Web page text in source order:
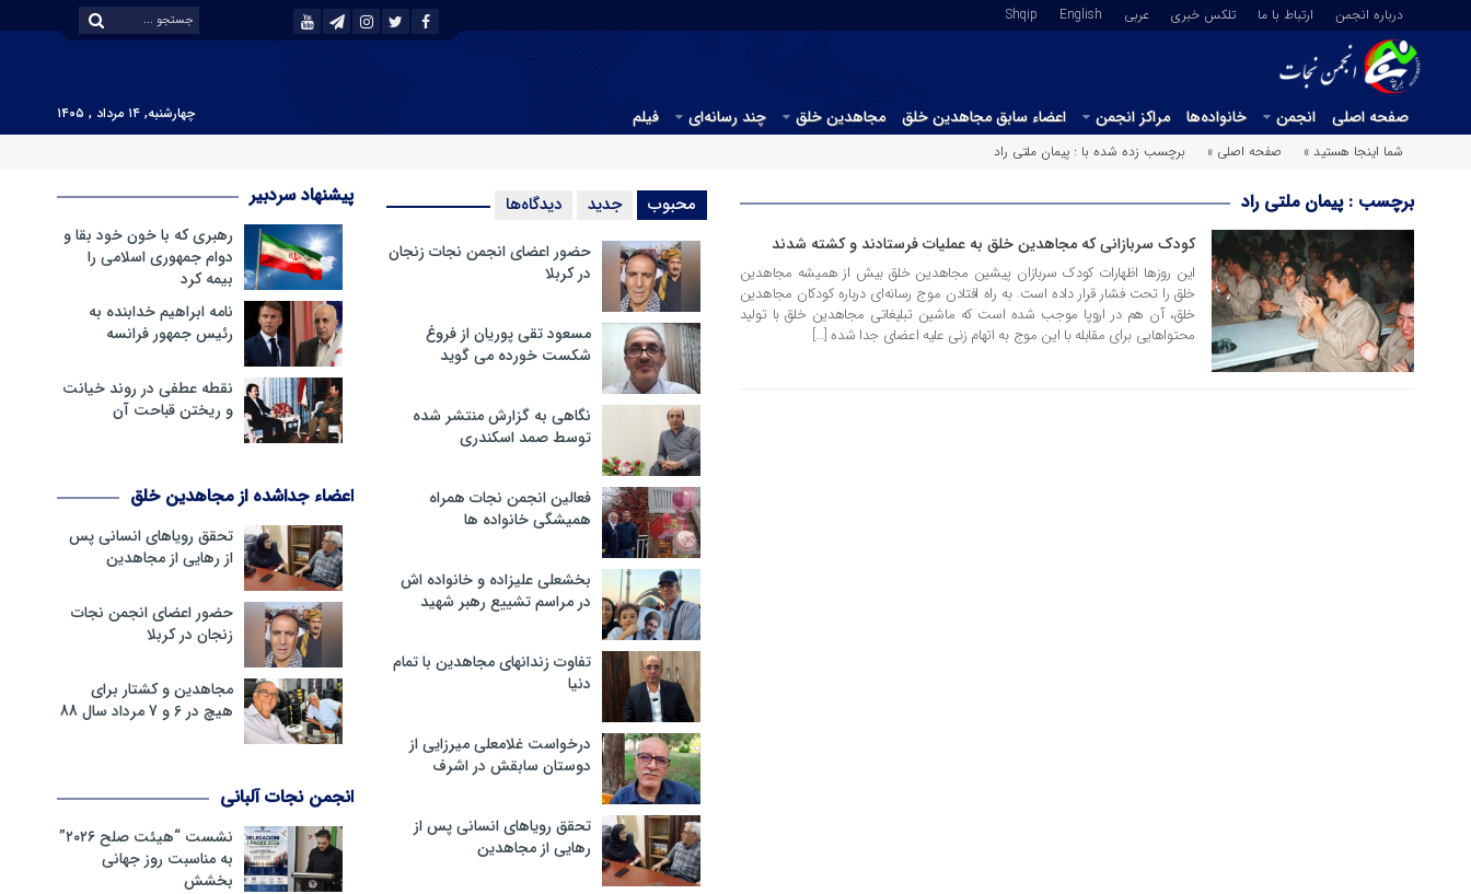
درباره انجمن ارتباط با ما تلکس خبری عربي English
Shqip
صفحه اصلی انجمن خانواده‌ها مراکز انجمن اعضاء سابق مجاهدین خلق مجاهدین خلق چند رسانه‌ای فیلم
چهارشنبه, ۱۴ مرداد , ۱۴۰۵
شما اینجا هستید »
صفحه اصلی » برچسب زده شده با : پیمان ملتی راد
برچسب : پیمان ملتی راد
کودک سربازانی که مجاهدین خلق به عملیات فرستادند و کشته شدند
این روزها اظهارات کودک سربازان پیشین مجاهدین خلق بیش از همیشه مجاهدین
خلق را تحت فشار قرار داده است. به راه افتادن موج رسانه‌ای درباره کودکان مجاهدین
خلق، آن هم در اروپا موجب شده است که ماشین تبلیغاتی مجاهدین خلق با تولید
محتواهایی برای مقابله با این موج به اتهام زنی‌ علیه اعضای جدا شده […]
محبوب جدید دیدگاه‌ها
حضور اعضای انجمن نجات زنجان
در کربلا
مسعود تقی پوریان از فروغ
شکست خورده می گوید
نگاهی به گزارش منتشر شده
توسط صمد اسکندری
فعالین انجمن نجات همراه
همیشگی خانواده ها
بخشعلی علیزاده و خانواده اش
در مراسم تشییع رهبر شهید
تفاوت زندانهای مجاهدین با تمام
دنیا
درخواست غلامعلی میرزایی از
دوستان سابقش در اشرف
تحقق رویاهای انسانی پس از
رهایی از مجاهدین
پیشنهاد سردبیر
رهبری که با خون خود بقا و
دوام جمهوری اسلامی را
بیمه کرد
نامه ابراهیم خدابنده به
رئیس جمهور فرانسه
نقطه عطفی در روند خیانت
و ریختن قباحت آن
اعضاء جداشده از مجاهدین خلق
تحقق رویاهای انسانی پس
از رهایی از مجاهدین
حضور اعضای انجمن نجات
زنجان در کربلا
مجاهدین و کشتار برای
هیچ در 6 و 7 مرداد سال 88
انجمن نجات آلبانی
نشست “هیئت صلح ۲۰۲۶”
به مناسبت روز جهانی
بخشش